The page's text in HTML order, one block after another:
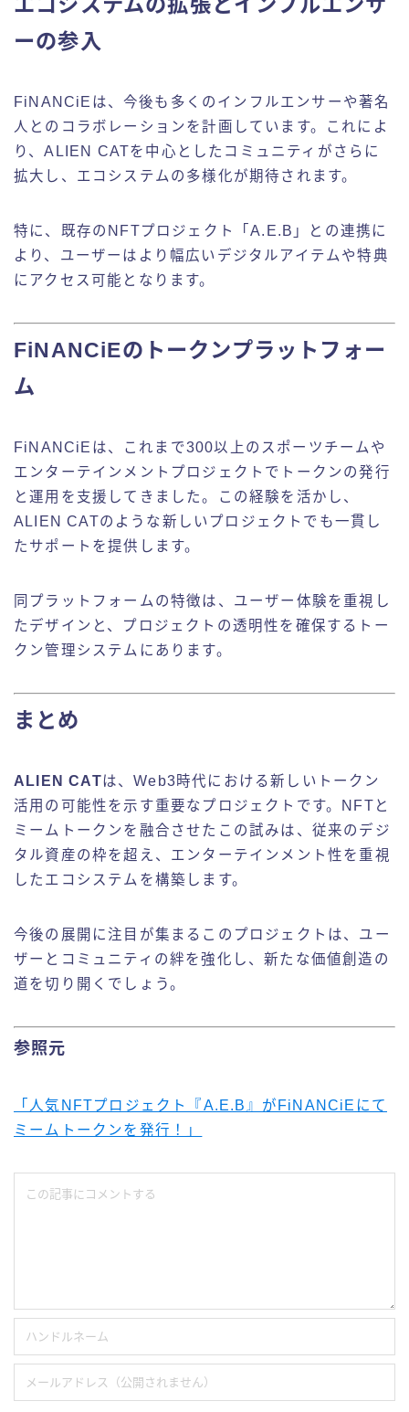
ーの参入
FiNANCiEは、今後も多くのインフルエンサーや著名
人とのコラボレーションを計画しています。これによ
り、ALIEN CATを中心としたコミュニティがさらに
拡大し、エコシステムの多様化が期待されます。
特に、既存のNFTプロジェクト「A.E.B」との連携に
より、ユーザーはより幅広いデジタルアイテムや特典
にアクセス可能となります。
FiNANCiEのトークンプラットフォー
ム
FiNANCiEは、これまで300以上のスポーツチームや
エンターテインメントプロジェクトでトークンの発行
と運用を支援してきました。この経験を活かし、
ALIEN CATのような新しいプロジェクトでも一貫し
たサポートを提供します。
同プラットフォームの特徴は、ユーザー体験を重視し
たデザインと、プロジェクトの透明性を確保するトー
クン管理システムにあります。
まとめ
ALIEN CATは、Web3時代における新しいトークン
活用の可能性を示す重要なプロジェクトです。NFTと
ミームトークンを融合させたこの試みは、従来のデジ
タル資産の枠を超え、エンターテインメント性を重視
したエコシステムを構築します。
今後の展開に注目が集まるこのプロジェクトは、ユー
ザーとコミュニティの絆を強化し、新たな価値創造の
道を切り開くでしょう。
参照元
「人気NFTプロジェクト『A.E.B』がFiNANCiEにて
ミームトークンを発行！」